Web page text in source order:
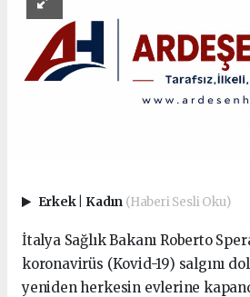
Erkek Kadın (Haberi Sesli Oku)
İtalya Sağlık Bakanı Roberto
koronavirüs (Kovid-19) salgını
yeniden herkesin evlerine